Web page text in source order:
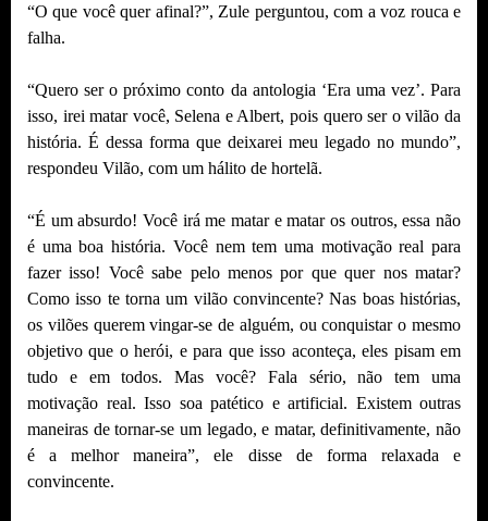
“O que você quer afinal?”, Zule perguntou, com a voz rouca e
falha.
“Quero ser o próximo conto da antologia ‘Era uma vez’. Para
isso, irei matar você, Selena e Albert, pois quero ser o vilão da
história. É dessa forma que deixarei meu legado no mundo”,
respondeu Vilão, com um hálito de hortelã.
“É um absurdo! Você irá me matar e matar os outros, essa não
é uma boa história. Você nem tem uma motivação real para
fazer isso! Você sabe pelo menos por que quer nos matar?
Como isso te torna um vilão convincente? Nas boas histórias,
os vilões querem vingar-se de alguém, ou conquistar o mesmo
objetivo que o herói, e para que isso aconteça, eles pisam em
tudo e em todos. Mas você? Fala sério, não tem uma
motivação real. Isso soa patético e artificial. Existem outras
maneiras de tornar-se um legado, e matar, definitivamente, não
é a melhor maneira”, ele disse de forma relaxada e
convincente.